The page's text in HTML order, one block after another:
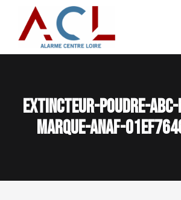
extincteur-poudre-abc-
marque-anaf-